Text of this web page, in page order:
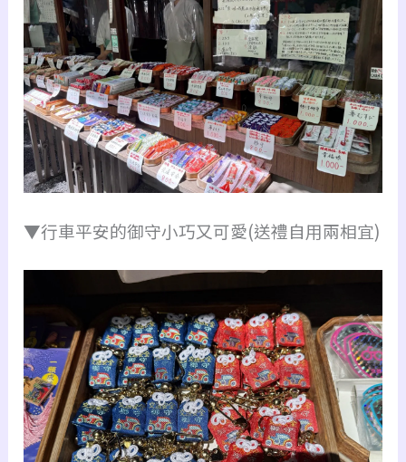
▼行車平安的御守小巧又可愛(送禮自用兩相宜)